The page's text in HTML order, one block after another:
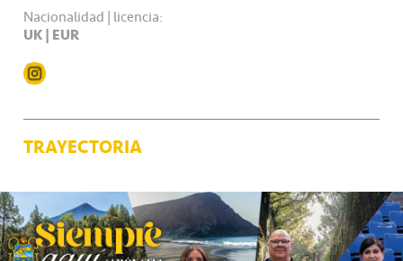
Nacionalidad | licencia:
UK | EUR
TRAYECTORIA